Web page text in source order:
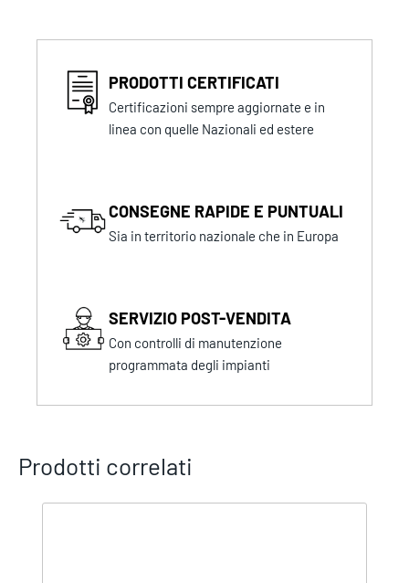
PRODOTTI CERTIFICATI
Certificazioni sempre aggiornate e in
linea con quelle Nazionali ed estere
CONSEGNE RAPIDE E PUNTUALI
Sia in territorio nazionale che in Europa
SERVIZIO POST-VENDITA
Con controlli di manutenzione
programmata degli impianti
Prodotti correlati